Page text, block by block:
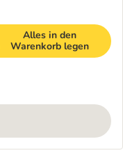
Alles in den
Warenkorb legen